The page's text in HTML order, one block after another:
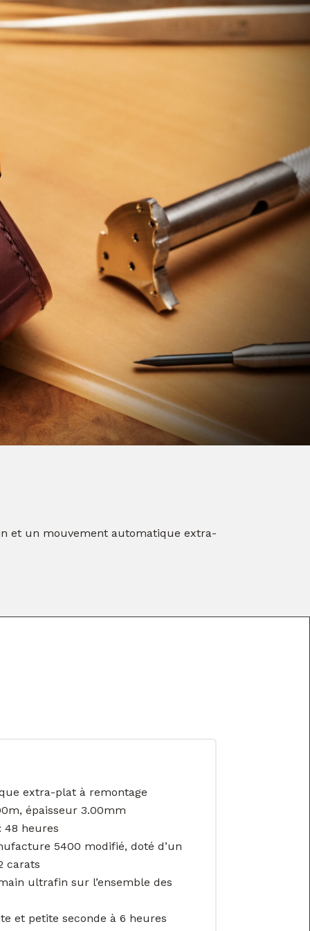
et un mouvement automatique extra-
extra-plat à remontage
épaisseur 3.00mm
48 heures
5400 modifié, doté d’un
carats
ultrafin sur l’ensemble des
et petite seconde à 6 heures